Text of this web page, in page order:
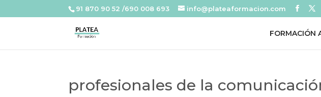
91 870 90 52 /690 008 693 info@plateaformacion.com
FORMACIÓN
profesionales de la